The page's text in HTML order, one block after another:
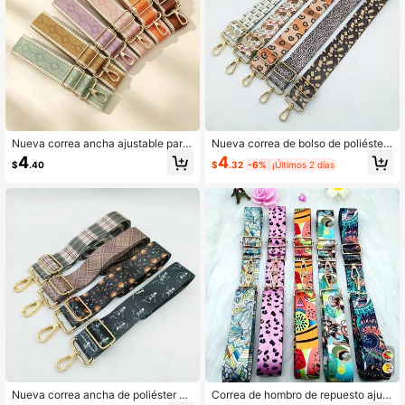
Nueva correa ancha ajustable para
hombro y bandolera con patrón de r
ombos de 3.8CM de colores
$4.40
Nueva correa ancha de poliéster es
Nueva correa de bolso de poliéster i
mpresa con transferencia de calor d
e 3.8CM de colores, correa de hom
o de bolso minimalista de moda
$4.32 -6% ¡Últimos 2 días
Correa de hombro de repuesto ajust